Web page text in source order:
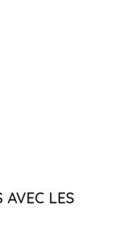
AVEC LES